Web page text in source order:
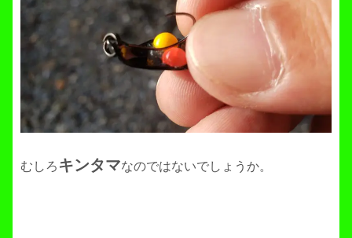
むしろ キンタマなのではないでしょうか。